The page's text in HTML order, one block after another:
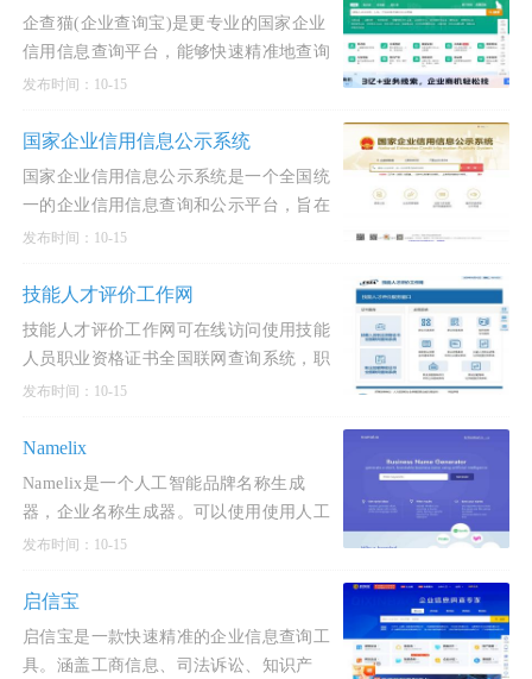
企查猫(企业查询宝)是更专业的国家企业
信用信息查询平台，能够快速精准地查询
企业信用信息，为用户提供全面、权威的
猫(企业查询宝)覆盖的
发布时间：10-15
国家企业信用信息公示系统
国家企业信用信息公示系统是一个全国统
一的企业信用信息查询和公示平台，旨在
提高企业诚信水平和市场透明度。该系统
网站，用户可以通过输入企业名称、统一
社会信用代码或注册号，快
发布时间：10-15
技能人才评价工作网
技能人才评价工作网可在线访问使用技能
人员职业资格证书全国联网查询系统，职
业技能等级证书全国联网查询系统。技能
服务的官方平台。它
发布时间：10-15
Namelix
Namelix是一个人工智能品牌名称生成
器，企业名称生成器。可以使用使用人工
智能生成一个简短的品牌企业名称，只需
先进的语言模型生成朗朗上口的品牌名
称。可以设置随机性，如果想要避免
发布时间：10-15
启信宝
启信宝是一款快速精准的企业信息查询工
具。涵盖工商信息、司法诉讼、知识产